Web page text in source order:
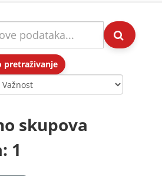
pretraživanje
skupova
1